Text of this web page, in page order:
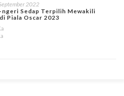
2022
ngeri Sedap Terpilih Mewakili
Piala Oscar 2023